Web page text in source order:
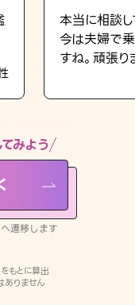
本当に相談し
今は夫婦で
すね。頑張り
みよう
遷移します
もとに算出
りません